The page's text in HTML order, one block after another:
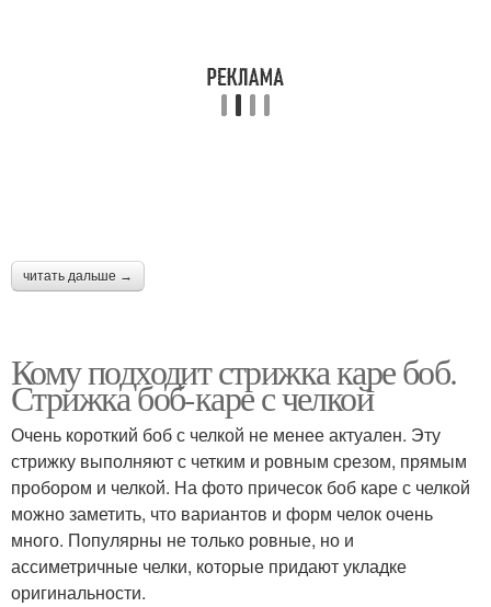
читать дальше →
Кому подходит стрижка каре боб.
Стрижка боб-каре с челкой
Очень короткий боб с челкой не менее актуален. Эту
стрижку выполняют с четким и ровным срезом, прямым
пробором и челкой. На фото причесок боб каре с челкой
можно заметить, что вариантов и форм челок очень
много. Популярны не только ровные, но и
ассиметричные челки, которые придают укладке
оригинальности.